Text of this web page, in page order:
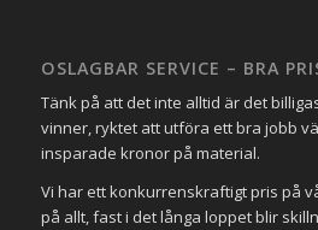
OSLAGBAR SERVICE – BRA
Tänk på att det inte alltid är det
vinner, ryktet att utföra ett bra jobb
insparade kronor på material.
Vi har ett konkurrenskraftigt pris på
på allt, fast i det långa loppet blir